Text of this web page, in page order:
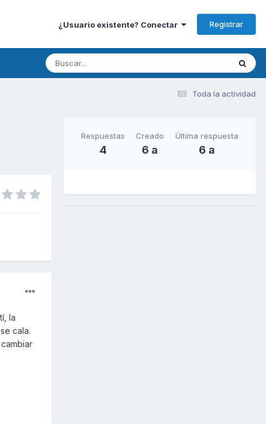
¿Usuario existente? Conectar Registrar
Toda la actividad
la
cala.
Respuestas
4
Creado
6 a
Última respuesta
6 a